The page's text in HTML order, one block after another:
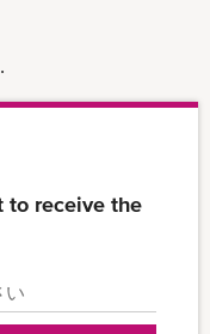
to receive the